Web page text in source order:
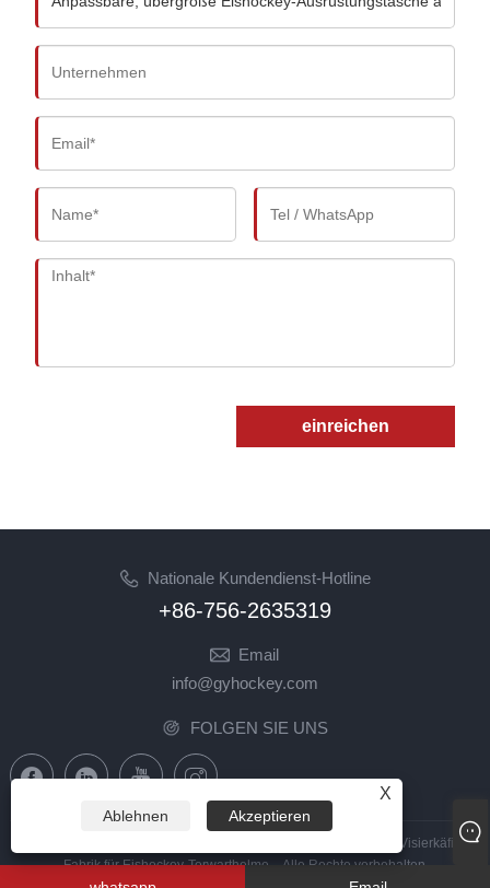
einreichen
Nationale Kundendienst-Hotline
+86-756-2635319
Email
info@gyhockey.com
FOLGEN SIE UNS
Copyright © 2023 Zhuhai GY Hockey Co., Ltd. – China Hockey Visierkäfig,
Fabrik für Eishockey-Torwarthelme – Alle Rechte vorbehalten
X
Ablehnen Akzeptieren